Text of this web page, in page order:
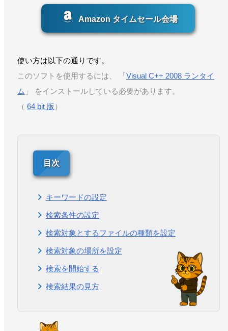
Amazon タイムセール会場
使い方は以下の通りです。
このソフトを使用するには、 「Visual C++ 2008 ランタイ
ム 」 をインストールしている必要があります。
（ 64 bit 版）
キーワードの設定
検索条件の設定
検索対象とするファイルの種類を設定
検索対象の場所を設定
検索を開始する
検索結果の見方